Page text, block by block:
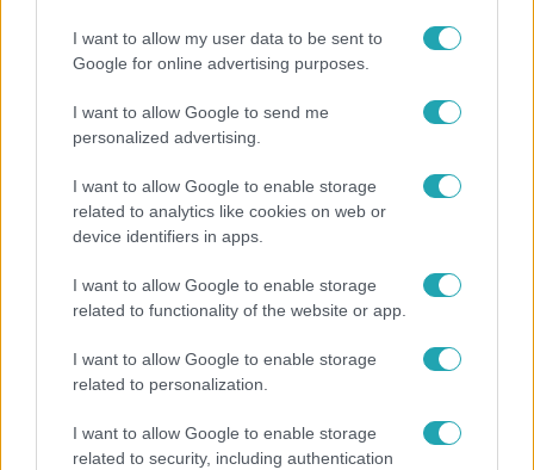
I want to allow my user data to be sent to
Google for online advertising purposes.
I want to allow Google to send me
personalized advertising.
I want to allow Google to enable storage
related to analytics like cookies on web or
device identifiers in apps.
I want to allow Google to enable storage
related to functionality of the website or app.
I want to allow Google to enable storage
related to personalization.
I want to allow Google to enable storage
related to security, including authentication
Járai Máté kiakadt Siófokon
vállalnám!” – Détár Enikő megszólalt a politikai